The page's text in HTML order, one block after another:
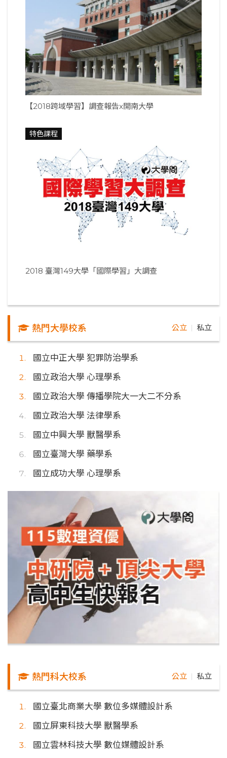
【2018跨域學習】調查報告x開南大學
特色課程
2018 臺灣149大學「國際學習」大調查
熱門大學校系 公立 私立
國立中正大學 犯罪防治學系
國立政治大學 心理學系
國立政治大學 傳播學院大一大二不分系
國立政治大學 法律學系
國立中興大學 獸醫學系
國立臺灣大學 藥學系
國立成功大學 心理學系
熱門科大校系 公立 ｜ 私立
國立臺北商業大學 數位多媒體設計系
國立屏東科技大學 獸醫學系
國立雲林科技大學 數位媒體設計系